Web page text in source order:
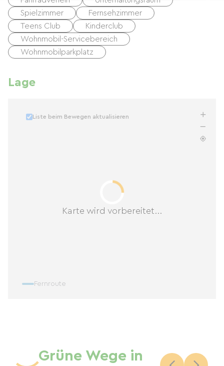
Spielzimmer
Fernsehzimmer
Teens Club
Kinderclub
Wohnmobil-Servicebereich
Wohnmobilparkplatz
Lage
Karte wird vorbereitet...
Liste beim Bewegen aktualisieren
Fernroute
Grüne Wege in